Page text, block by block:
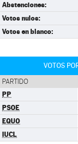
Abstenciones:
Votos nulos:
Votos en blanco:
VOTOS
PARTIDO
PP
PSOE
EQUO
IUCL